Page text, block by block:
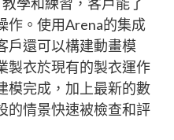
作。使用Arena的集成
戶還可以構建動畫模
製衣於現有的製衣運作
模完成，加上最新的數
的情景快速被檢查和評